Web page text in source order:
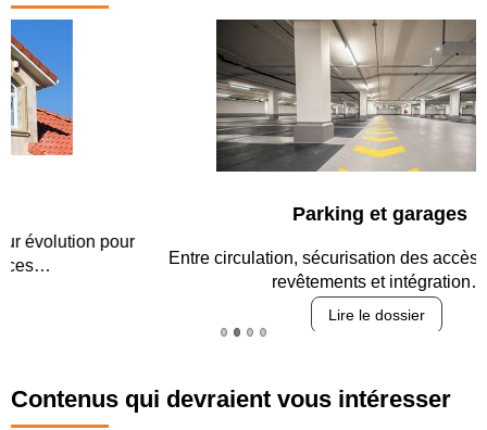
Parking et garages
Entre circulation, sécurisation des accès, durabilité des
revêtements et intégration…
Contenus qui devraient vous intéresser